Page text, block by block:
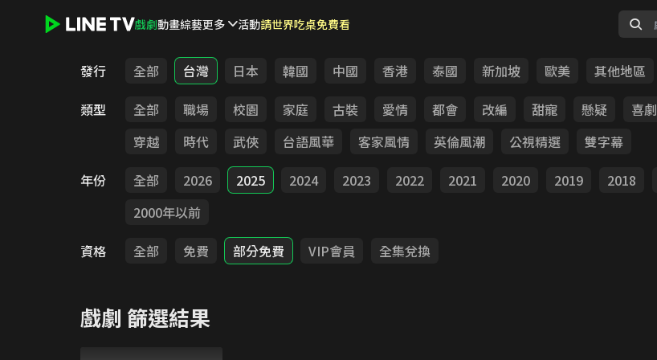
戲劇動畫綜藝更多 活動請世界吃桌免費看
發行 全部 台灣 日本 韓國 中國 香港 泰國 新加坡 歐美
其他地區
類型
全部 職場 校園 家庭 古裝 愛情 都會 改編 甜寵 懸疑 喜劇
穿越
時代 武俠 台語風華 客家風情 英倫風潮 公視精選
雙字幕
年份
全部 2026 2025 2024 2023 2022 2021 2020 2019 2018
2000年以前
資格
全部 免費 部分免費 VIP會員 全集兌換
戲劇 篩選結果